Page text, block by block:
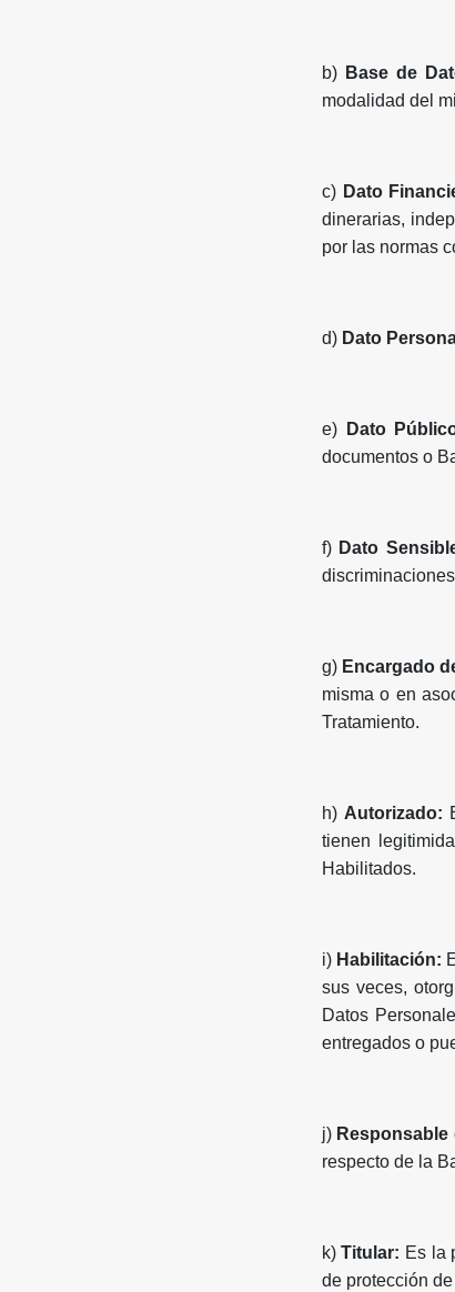
b) Base de
modalidad del
c) Dato
dinerarias,
por las normas
d) Dato
e) Dato
documentos o
f) Dato
g) Encargado
misma o en
Tratamiento.
h) Autorizado:
tienen
Habilitados.
i) Habilitación:
sus veces,
Datos
entregados o
j) Responsable
respecto de la
k)Titular: Es la
de protección